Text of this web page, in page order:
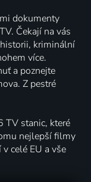
dokumenty
Čekají na vás
kriminální
více.
a poznejte
Z pestré
TV stanic, které
nejlepší filmy
celé EU a vše